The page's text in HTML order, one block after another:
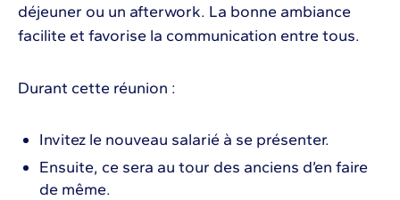
déjeuner ou un afterwork. La bonne ambiance
facilite et favorise la communication entre tous.
Durant cette réunion :
Invitez le nouveau salarié à se présenter.
Ensuite, ce sera au tour des anciens d’en faire
de même.